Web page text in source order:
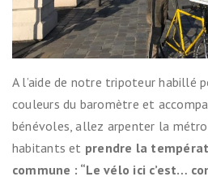
A l’aide de notre tripoteur habillé
couleurs du baromètre et
bénévoles, allez arpenter la
habitants et prendre la
commune : “Le vélo ici c’est…